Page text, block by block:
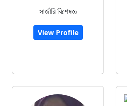
সার্জারি বিশেষজ্ঞ
View Profile